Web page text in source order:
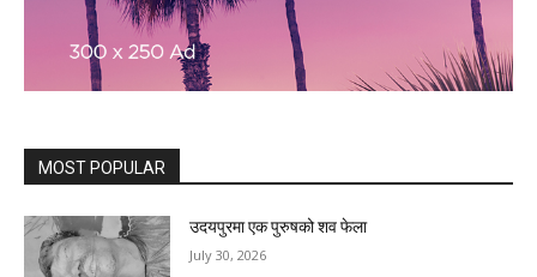
MOST POPULAR
उदयपुरमा एक पुरुषको शव फेला
July 30, 2026